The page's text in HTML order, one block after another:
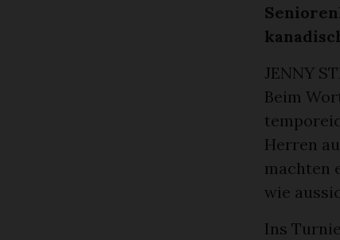
JENNY
Beim
Herren
machten
wie
Ins